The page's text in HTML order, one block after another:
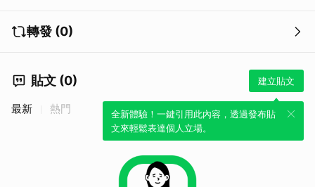
轉發 (0)
貼文 (0) 建立貼文
全新體驗！一鍵引用此內容，透過發布貼
文來輕鬆表達個人立場。
最新 熱門